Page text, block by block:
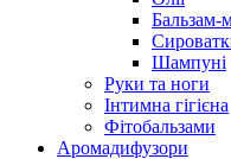
Бальзам-
Шампуні
Руки та ноги
Інтимна гігієна
Фітобальзами
Аромадифузори